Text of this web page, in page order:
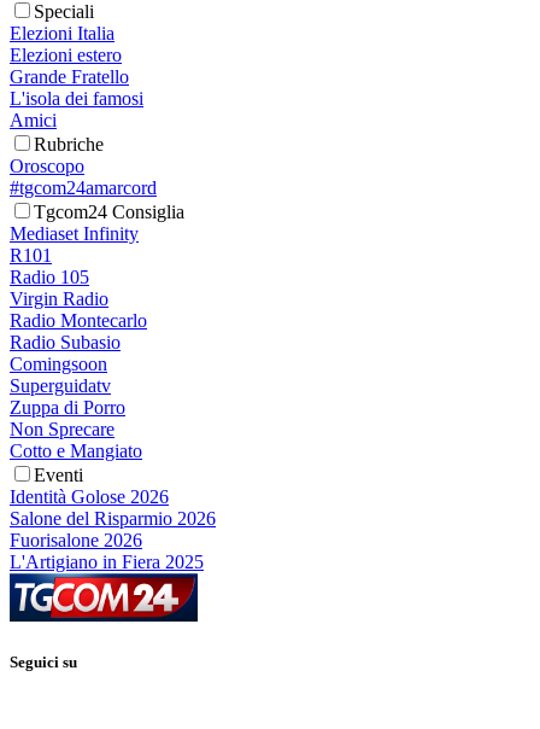
Speciali
Elezioni Italia
Elezioni estero
Grande Fratello
L'isola dei famosi
Amici
Rubriche
Oroscopo
#tgcom24amarcord
Tgcom24 Consiglia
Mediaset Infinity
R101
Radio 105
Virgin Radio
Radio Montecarlo
Radio Subasio
Comingsoon
Superguidatv
Zuppa di Porro
Non Sprecare
Cotto e Mangiato
Eventi
Identità Golose 2026
Salone del Risparmio 2026
Fuorisalone 2026
L'Artigiano in Fiera 2025
Seguici su